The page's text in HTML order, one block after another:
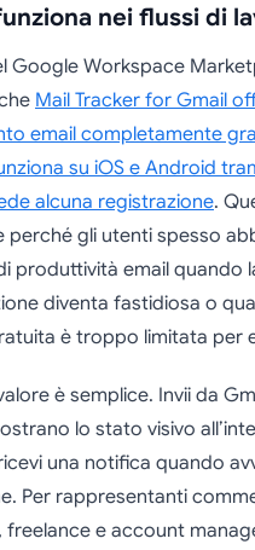
nei flussi di
Google Workspace
Mail Tracker for Gmail
email completamente
su iOS e Android
alcuna registrazione.
perché gli utenti spesso
produttività email quando
diventa fastidiosa o
è troppo limitata per
è semplice. Invii da
lo stato visivo
una notifica quando
Per rappresentanti
freelance e account